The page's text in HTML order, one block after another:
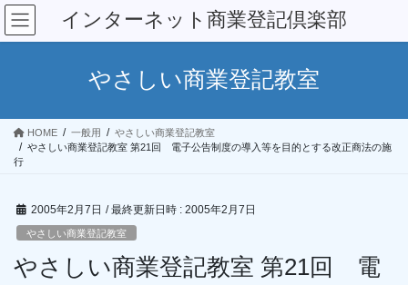
コ
ン
テ
ス
ナ
ビ
ゲ
ン
インターネット商業登記倶楽部
やさしい商業登記教室
HOME 一般用
やさしい商業登記教室
やさしい商業登記教室 第21回 電子公告制度の導入等を目的とする改正商法の施
行
2005年2月7日 / 最終更新日時 : 2005年2月7日
やさしい商業登記教室
やさしい商業登記教室 第21回 電